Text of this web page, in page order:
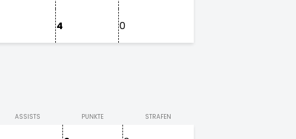
4 0
ASSISTS PUNKTE STRAFEN